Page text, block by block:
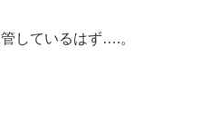
しているはず….。